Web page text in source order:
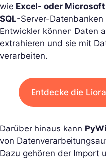
wie Excel- oder
SQL-Server-
Entwickler können Daten
extrahieren und sie mit
verarbeiten.
Entdecke die
Darüber hinaus kann
von
Dazu gehören der Import